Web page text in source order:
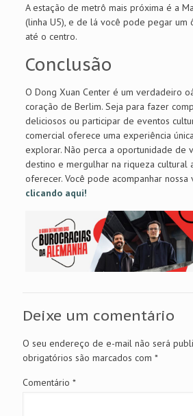
A estação de metrô mais próxima é a
(linha U5), e de lá você pode pegar um
até o centro.
Conclusão
O Dong Xuan Center é um verdadeiro
coração de Berlim. Seja para fazer
deliciosos ou participar de eventos
comercial oferece uma experiência
explorar. Não perca a oportunidade de
destino e mergulhar na riqueza cultural
oferecer. Você pode acompanhar nossa
clicando aqui!
Deixe um comentário
O seu endereço de e-mail não será
obrigatórios são marcados com *
Comentário *